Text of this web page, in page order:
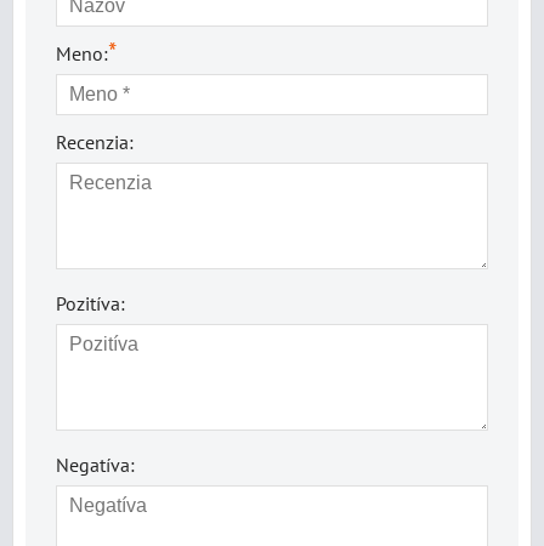
Meno:*
Recenzia:
Pozitíva:
Negatíva: